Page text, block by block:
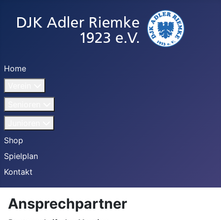
Home
Shop
Spielplan
Kontakt
Ansprechpartner